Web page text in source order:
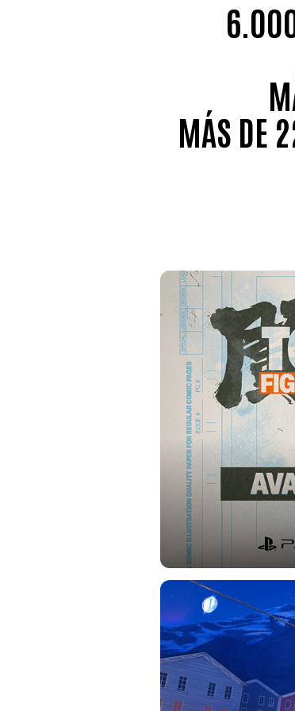
6.000
MÁS DE